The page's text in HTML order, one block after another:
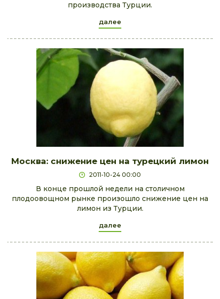
производства Турции.
далее
Москва: снижение цен на турецкий лимон
2011-10-24 00:00
В конце прошлой недели на столичном
плодоовощном рынке произошло снижение цен на
лимон из Турции.
далее